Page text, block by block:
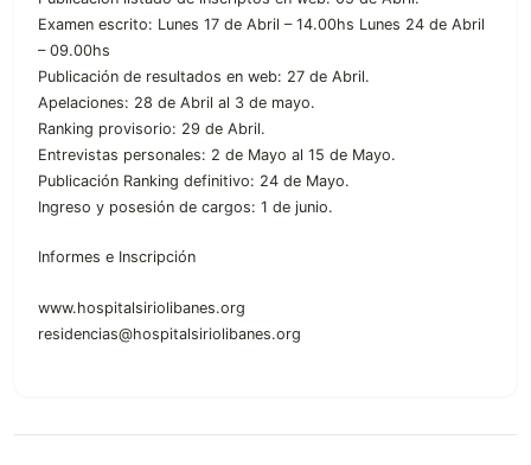
Examen escrito: Lunes 17 de Abril – 14.00hs Lunes 24 de Abril
– 09.00hs
Publicación de resultados en web: 27 de Abril.
Apelaciones: 28 de Abril al 3 de mayo.
Ranking provisorio: 29 de Abril.
Entrevistas personales: 2 de Mayo al 15 de Mayo.
Publicación Ranking definitivo: 24 de Mayo.
Ingreso y posesión de cargos: 1 de junio.
Informes e Inscripción
www.hospitalsiriolibanes.org
residencias@hospitalsiriolibanes.org